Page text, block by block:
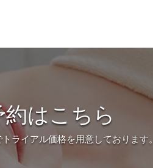
約はこちら
ライアル価格を用意しております。